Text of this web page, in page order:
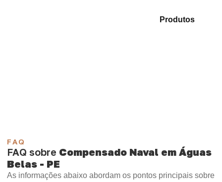
Produtose
FAQ
FAQ sobre Compensado Naval em Águas
Belas - PE
As informações abaixo abordam os pontos principais sobre